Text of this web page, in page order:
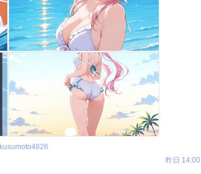
kusumoto4826
昨日 14:00